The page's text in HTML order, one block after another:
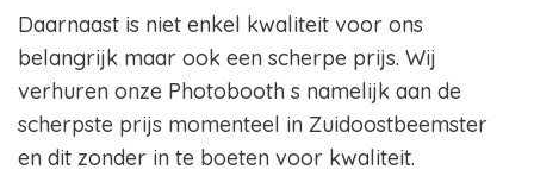
Daarnaast is niet enkel kwaliteit voor ons
belangrijk maar ook een scherpe prijs. Wij
verhuren onze Photobooth s namelijk aan de
scherpste prijs momenteel in Zuidoostbeemster
en dit zonder in te boeten voor kwaliteit.